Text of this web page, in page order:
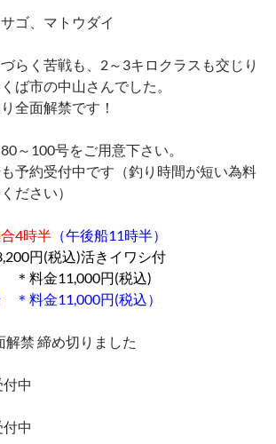
ゴ、マトウダイ
らく苦戦も、2～3キロクラスも交じり
ば市の中山さんでした。
全面解禁です！
～100号をご用意下さい。
予約受付中です（釣り時間が短い為料
ださい）
4時半 （午後船11時半）
円(税込)活きイワシ付
料金11,000円(税込)
料金11,000円(税込）
解禁 締め切りました
中
中